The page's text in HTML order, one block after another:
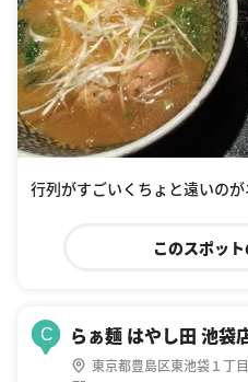
行列がすごいくちょと遠いの
このスポッ
C らぁ麺 はやし田 池袋
東京都豊島区東池袋１丁